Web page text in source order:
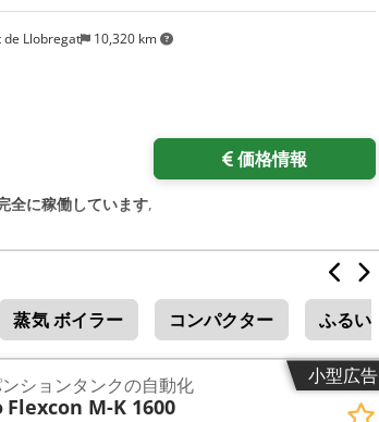
Llobregat 10,320 km
価格情報
全に稼働しています,
蒸気 ボイラー コンパクター ふるい
小型広告
ションタンクの自動化
Flexcon M-K 1600